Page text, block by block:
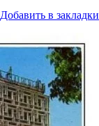
Добавить в закладки